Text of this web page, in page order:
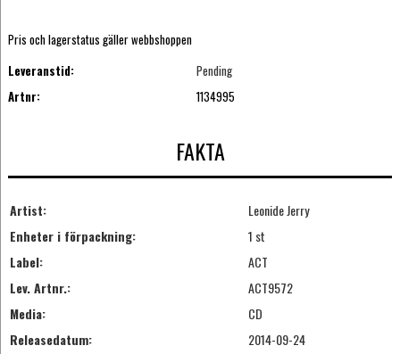
Pris och lagerstatus gäller webbshoppen
Leveranstid:
Pending
Artnr:
1134995
FAKTA
Artist:
Leonide Jerry
Enheter i förpackning:
1 st
Label:
ACT
Lev. Artnr.:
ACT9572
Media:
CD
Releasedatum:
2014-09-24